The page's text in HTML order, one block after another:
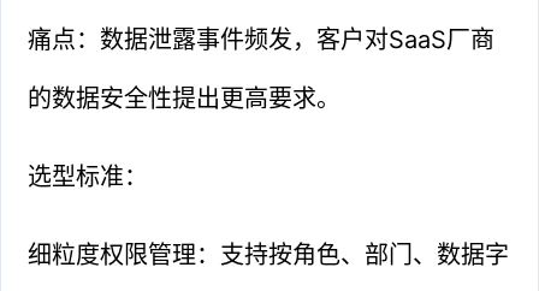
痛点：数据泄露事件频发，客户对SaaS厂商
的数据安全性提出更高要求。
选型标准：
细粒度权限管理：支持按角色、部门、数据字